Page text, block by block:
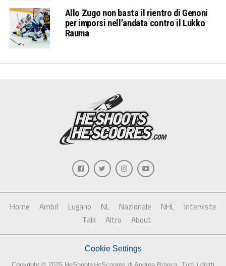
Allo Zugo non basta il rientro di Genoni
per imporsi nell’andata contro il Lukko
Rauma
Home Ambrì Lugano NL Nazionale NHL
Interviste
Talk
Altro About
Cookie Settings